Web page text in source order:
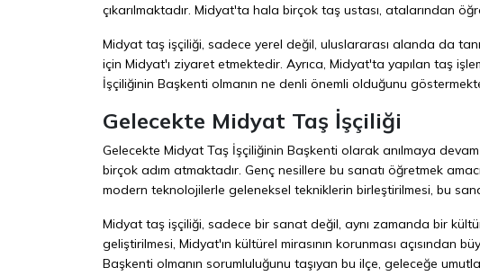
çıkarılmaktadır. Midyat'ta hala birçok taş ustası, atalarından
Midyat taş işçiliği, sadece yerel değil, uluslararası alanda da
için Midyat'ı ziyaret etmektedir. Ayrıca, Midyat'ta yapılan taş
İşçiliğinin Başkenti olmanın ne denli önemli olduğunu
Gelecekte Midyat Taş İşçiliği
Gelecekte Midyat Taş İşçiliğinin Başkenti olarak anılmaya
birçok adım atmaktadır. Genç nesillere bu sanatı öğretmek
modern teknolojilerle geleneksel tekniklerin birleştirilmesi, bu
Midyat taş işçiliği, sadece bir sanat değil, aynı zamanda bir
geliştirilmesi, Midyat'ın kültürel mirasının korunması açısından
Başkenti olmanın sorumluluğunu taşıyan bu ilçe, geleceğe